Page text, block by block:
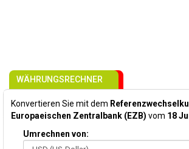
WÄHRUNGSRECHNER
Konvertieren Sie mit dem
Europaeischen Zentralbank (EZB) vom 18
Umrechnen von: